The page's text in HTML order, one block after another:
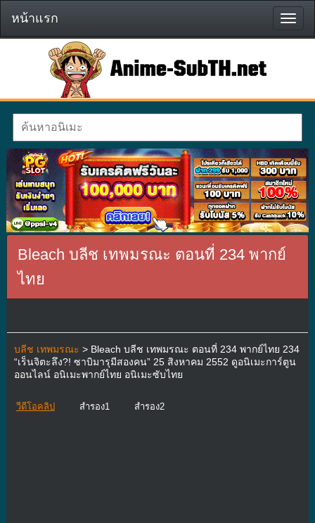
หน้า
แรก
หน้าแรก
Bleach บลีช เทพมรณะ ตอนที่ 234 พากย์
ไทย
บลีช เทพมรณะ > Bleach บลีช เทพมรณะ ตอนที่ 234 พากย์ไทย 234
“เร็นจิตะลึง?! ซาบิมารุมีสองคน” 25 สิงหาคม 2552 ดูอนิเมะการ์ตูน
ออนไลน์ อนิเมะพากย์ไทย อนิเมะซับไทย
วีดีโอคลิป สำรอง1 สำรอง2